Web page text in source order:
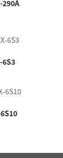
290A
6S3